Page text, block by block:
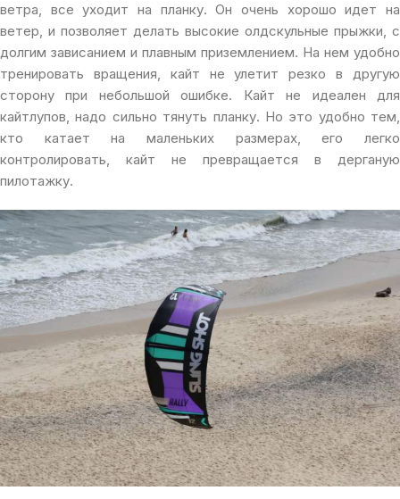
ветра, все уходит на планку. Он очень хорошо идет на
ветер, и позволяет делать высокие олдскульные прыжки, с
долгим зависанием и плавным приземлением. На нем удобно
тренировать вращения, кайт не улетит резко в другую
сторону при небольшой ошибке. Кайт не идеален для
кайтлупов, надо сильно тянуть планку. Но это удобно тем,
кто катает на маленьких размерах, его легко
контролировать, кайт не превращается в дерганую
пилотажку.